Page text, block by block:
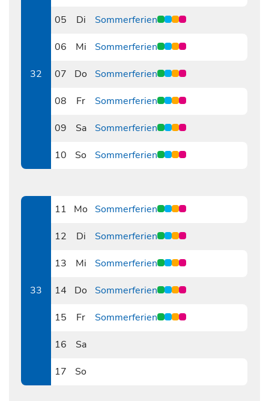
32
05
Di Sommerferien
06
Mi Sommerferien
07
Do Sommerferien
08
Fr Sommerferien
09
Sa Sommerferien
10
So Sommerferien
33
11
Mo Sommerferien
12
Di Sommerferien
13
Mi Sommerferien
14
Do Sommerferien
15
Fr Sommerferien
16
Sa
17
So